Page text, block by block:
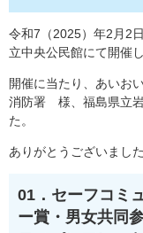
令和7（2025）年2月
立中央公民館にて開催
開催に当たり、あいお
消防署 様、福島県立
た。
ありがとうございました
01．セーフコミ
ー賞・男女共同